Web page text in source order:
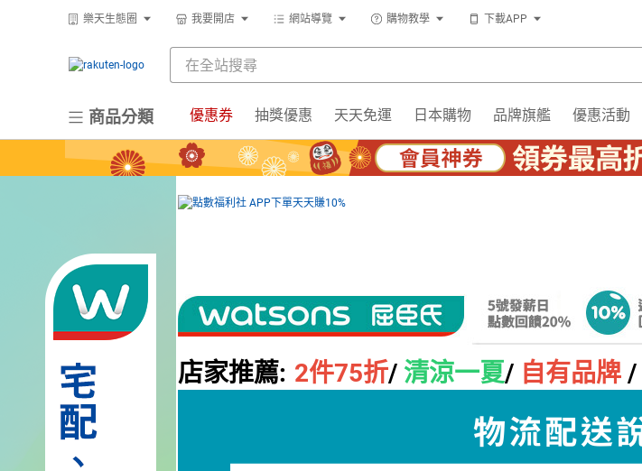
樂天生態圈 我要開店 網站導覽 購物教學 下載APP
商品分類 優惠券 抽獎優惠 天天免運 日本購物 品牌旗艦 優惠活動
店家推薦: 2件75折/ 清涼一夏/ 自有品牌 /